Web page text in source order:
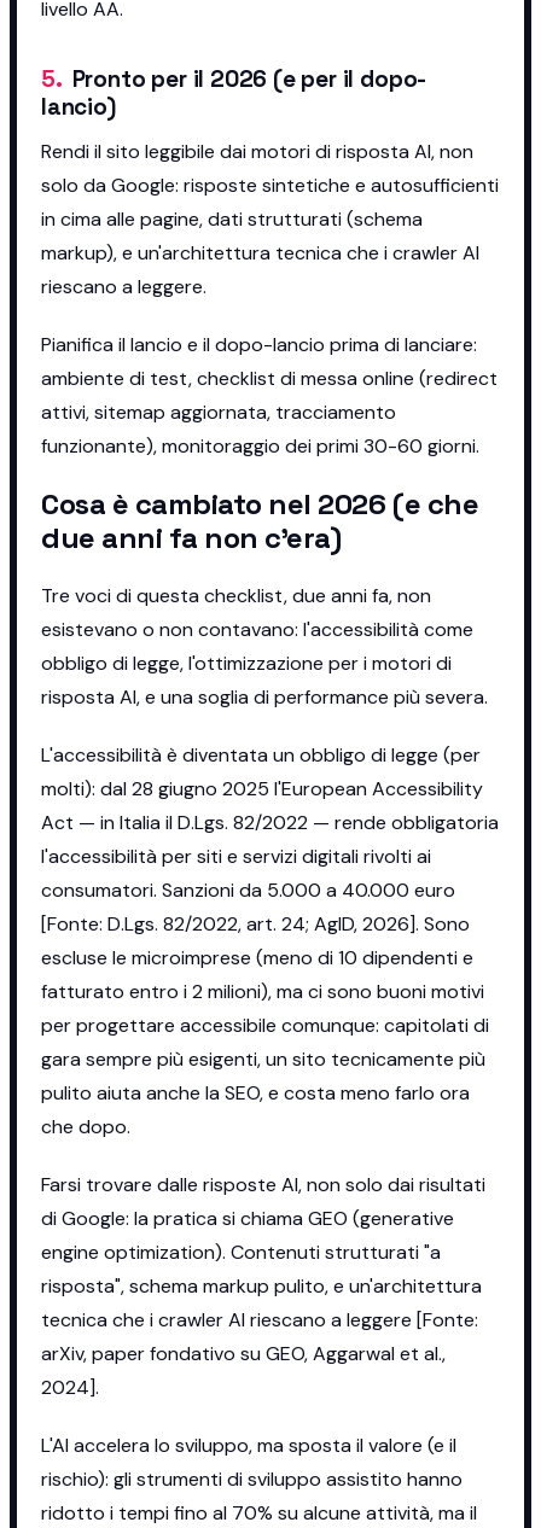
livello AA.
5. Pronto per il 2026 (e per il dopo-
lancio)
Rendi il sito leggibile dai motori di risposta AI, non
solo da Google: risposte sintetiche e autosufficienti
in cima alle pagine, dati strutturati (schema
markup), e un'architettura tecnica che i crawler AI
riescano a leggere.
Pianifica il lancio e il dopo-lancio prima di lanciare:
ambiente di test, checklist di messa online (redirect
attivi, sitemap aggiornata, tracciamento
funzionante), monitoraggio dei primi 30-60 giorni.
Cosa è cambiato nel 2026 (e che
due anni fa non c'era)
Tre voci di questa checklist, due anni fa, non
esistevano o non contavano: l'accessibilità come
obbligo di legge, l'ottimizzazione per i motori di
risposta AI, e una soglia di performance più severa.
L'accessibilità è diventata un obbligo di legge (per
molti): dal 28 giugno 2025 l'European Accessibility
Act — in Italia il D.Lgs. 82/2022 — rende obbligatoria
l'accessibilità per siti e servizi digitali rivolti ai
consumatori. Sanzioni da 5.000 a 40.000 euro
[Fonte: D.Lgs. 82/2022, art. 24; AgID, 2026]. Sono
escluse le microimprese (meno di 10 dipendenti e
fatturato entro i 2 milioni), ma ci sono buoni motivi
per progettare accessibile comunque: capitolati di
gara sempre più esigenti, un sito tecnicamente più
pulito aiuta anche la SEO, e costa meno farlo ora
che dopo.
Farsi trovare dalle risposte AI, non solo dai risultati
di Google: la pratica si chiama GEO (generative
engine optimization). Contenuti strutturati "a
risposta", schema markup pulito, e un'architettura
tecnica che i crawler AI riescano a leggere [Fonte:
arXiv, paper fondativo su GEO, Aggarwal et al.,
2024].
L'AI accelera lo sviluppo, ma sposta il valore (e il
rischio): gli strumenti di sviluppo assistito hanno
ridotto i tempi fino al 70% su alcune attività, ma il